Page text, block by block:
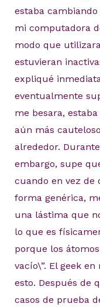
estaba
mi computadora
modo que
estuvieran
expliqué
eventualmente
me besara,
aún más
alrededor.
embargo, supe
cuando en vez de
forma genérica,
una lástima que
lo que es
porque los
vacío\”. El geek
esto. Después de
casos de prueba